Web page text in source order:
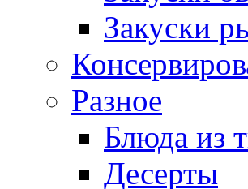
Закуски
Разное
Блюда из
Десерты